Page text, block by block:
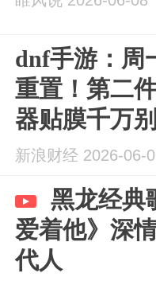
dnf手游：周
重置！第二
器贴膜千万
料抓紧卖！
新浪财经 2026-06-
黑龙经典
爱着他》深
代人